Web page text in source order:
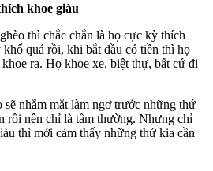
khoe giàu
thì chắc chắn là họ cực kỳ thích
quá rồi, khi bắt đầu có tiền thì họ
ra. Họ khoe xe, biệt thự, bất cứ đi
nhắm mắt làm ngơ trước những thứ
rồi nên chỉ là tầm thường. Nhưng chỉ
thì mới cảm thấy những thứ kia cần